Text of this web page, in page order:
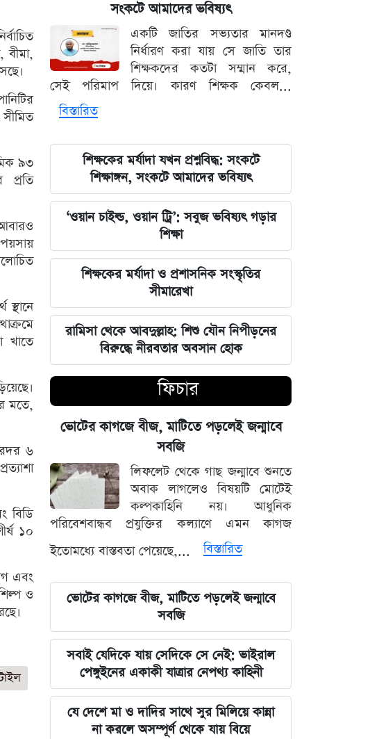
বীমা,
৯৩
প্রতি
খাতে
মতে,
৬
বিডি
১০
এবং
ও
২০২৩ সালের ইসরায়েলি হামলার ক্ষত:
আড়াই বছর পর উদ্ধার ৪০ শিশুর
দেহাবশেষ
জুলাই শহীদদের কবর বাঁধানোর বরাদ্দও
হোসেন
শেয়ারবাজারে আর্থিক কেলেঙ্কারির তদন্তের
বড় আপডেট জানাল দুদক
যুদ্ধের বড় প্রস্তুতি নিচ্ছে ইরান, আকাশ
প্রতিরক্ষা ও অস্ত্র ব্যবস্থার ব্যাপক
আধুনিকায়ন
চার বিভাগে দুর্যোগপূর্ণ আবহাওয়ার আশঙ্কায়
আবহাওয়া দপ্তরের বিশেষ সতর্কতা
হাসিনাকে মাইক দেওয়ায় ভারতকে
কাঠগড়ায় তুললেন সালাহউদ্দিন
বিশ্ববাজারের পথ ধরে দেশীয় বাজারেও
স্বর্ণের অস্বাভাবিক মূল্যবৃদ্ধি
গ্যাস ও বিদ্যুৎ সংকট মোকাবিলায় নতুন
আশার খবর দিলেন জ্বালানিমন্ত্রী
নদীদূষণ দূর করতে না পারলে ভবিষ্যৎ
প্রজন্মের কাছে জবাব দিতে হবে: প্রধানমন্ত্রী
ফ্যাসিবাদবিরোধী সব শক্তির জাতীয় ঐক্য
বজায় রাখা এখন সময়ের দাবি: মাহদী
আমিন
ইতিহাসের মালিকানা কারও একার নয়, ৫
আগস্টের বিজয় সাধারণ মানুষের: সাইদুর
রহমান লিটল
সংকটে আমাদের ভবিষ্যৎ
একটি জাতির সভ্যতার মানদণ্ড
নির্ধারণ করা যায় সে জাতি তার
শিক্ষকদের কতটা সম্মান করে,
সেই পরিমাপ দিয়ে। কারণ শিক্ষক কেবল...
বিস্তারিত
শিক্ষকের মর্যাদা যখন প্রশ্নবিদ্ধ: সংকটে
শিক্ষাঙ্গন, সংকটে আমাদের ভবিষ্যৎ
‘ওয়ান চাইল্ড, ওয়ান ট্রি’: সবুজ ভবিষ্যৎ গড়ার
শিক্ষা
শিক্ষকের মর্যাদা ও প্রশাসনিক সংস্কৃতির
সীমারেখা
রামিসা থেকে আবদুল্লাহ: শিশু যৌন নিপীড়নের
বিরুদ্ধে নীরবতার অবসান হোক
ফিচার
ভোটের কাগজে বীজ, মাটিতে পড়লেই জন্মাবে
সবজি
লিফলেট থেকে গাছ জন্মাবে শুনতে
অবাক লাগলেও বিষয়টি মোটেই
কল্পকাহিনি নয়। আধুনিক
পরিবেশবান্ধব প্রযুক্তির কল্যাণে এমন কাগজ
ইতোমধ্যে বাস্তবতা পেয়েছে,...
বিস্তারিত
ভোটের কাগজে বীজ, মাটিতে পড়লেই জন্মাবে
সবজি
সবাই যেদিকে যায় সেদিকে সে নেই: ভাইরাল
পেঙ্গুইনের একাকী যাত্রার নেপথ্য কাহিনী
যে দেশে মা ও দাদির সাথে সুর মিলিয়ে কান্না
না করলে অসম্পূর্ণ থেকে যায় বিয়ে